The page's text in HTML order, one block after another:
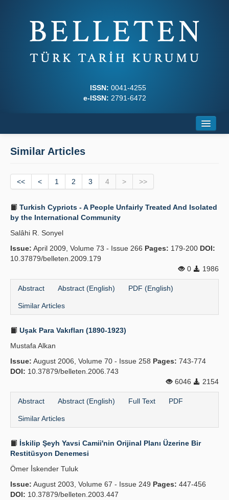
ISSN: 0041-4255
e-ISSN: 2791-6472
Journal Boards
Principles
Guidelines
Contact Us
Similar Articles
<< < 1 2 3 4 > >>
Turkish Cypriots - A People Unfairly Treated And Isolated
by the International Community
Salâhi R. Sonyel
Issue: April 2009, Volume 73 - Issue 266 Pages: 179-200 DOI:
10.37879/belleten.2009.179
0
1986
Abstract Abstract (English) PDF (English)
Similar Articles
Uşak Para Vakıfları (1890-1923)
Mustafa Alkan
Issue: August 2006, Volume 70 - Issue 258 Pages: 743-774
DOI: 10.37879/belleten.2006.743
6046
2154
Abstract Abstract (English) Full Text PDF
Similar Articles
İskilip Şeyh Yavsi Camii'nin Orijinal Planı Üzerine Bir
Restitüsyon Denemesi
Ömer İ̇skender Tuluk
Issue: August 2003, Volume 67 - Issue 249 Pages: 447-456
DOI: 10.37879/belleten.2003.447